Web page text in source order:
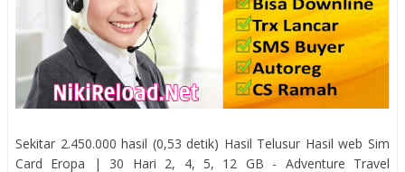
Sekitar 2.450.000 hasil (0,53 detik) Hasil Telusur Hasil web Sim
Card Eropa | 30 Hari 2, 4, 5, 12 GB - Adventure Travel